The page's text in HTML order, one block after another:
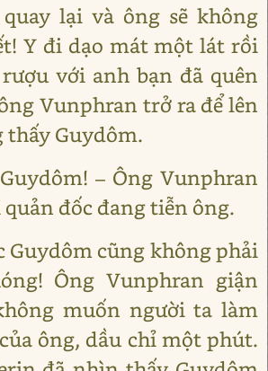
lại và ông sẽ không
Y đi dạo mát một lát rồi
với anh bạn đã quên
Vunphran trở ra để lên
thấy Guydôm.
– Ông Vunphran
đốc đang tiễn ông.
Guydôm cũng không phải
Ông Vunphran giận
muốn người ta làm
ông, dầu chỉ một phút.